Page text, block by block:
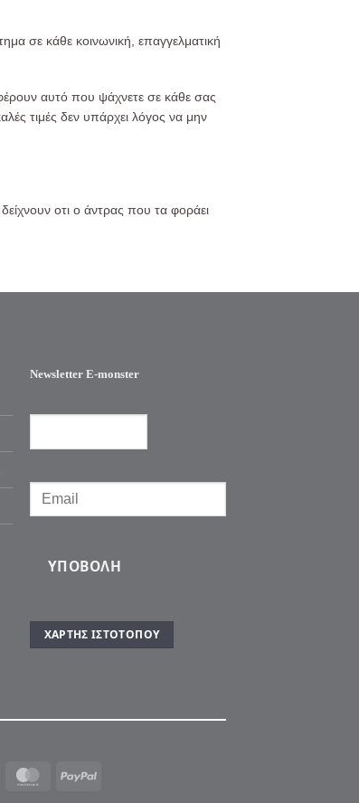
σε κάθε κοινωνική, επαγγελματική
αυτό που ψάχνετε σε κάθε σας
τιμές δεν υπάρχει λόγος να μην
οτι ο άντρας που τα φοράει
Newsletter E-monster
ΥΠΟΒΟΛΉ
ΧΆΡΤΗΣ ΙΣΤΌΤΟΠΟΥ
Visa MasterCardPayPal